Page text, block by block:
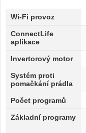
Wi-Fi provoz
ConnectLife
aplikace
Invertorový motor
Systém proti
pomačkání prádla
Počet programů
Základní programy